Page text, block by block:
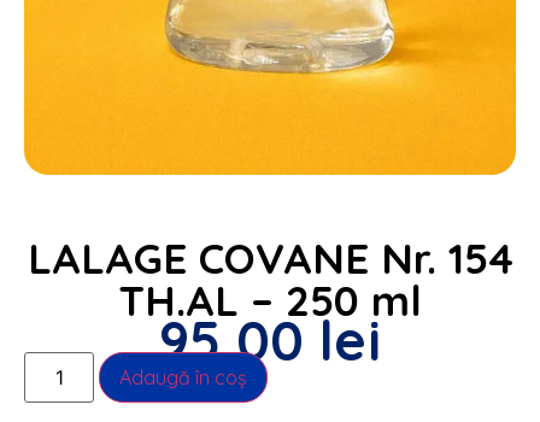
LALAGE COVANE Nr. 154
TH.AL – 250 ml
95,00 lei
Adaugă în coș Alternative: